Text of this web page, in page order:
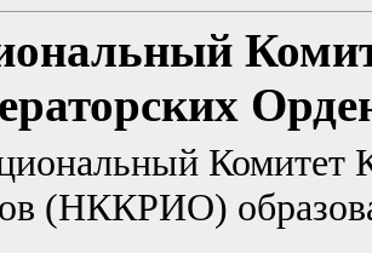
Комитет
(НККРИО)